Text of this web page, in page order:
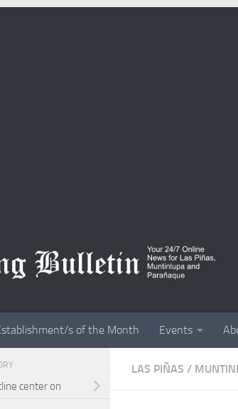
s of the Month Events
LAS PIÑAS /
center on